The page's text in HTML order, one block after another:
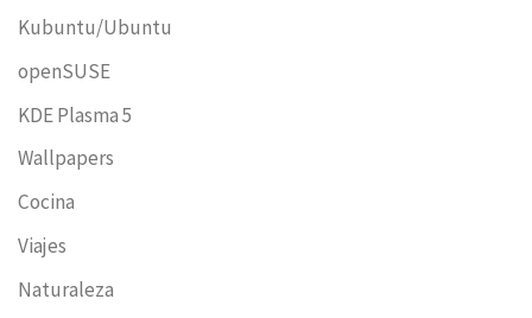
Kubuntu/Ubuntu
openSUSE
KDE Plasma 5
Wallpapers
Cocina
Viajes
Naturaleza